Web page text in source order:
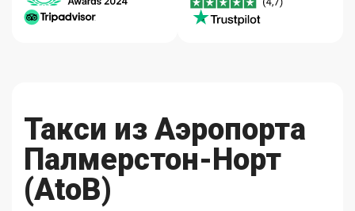
Такси из Аэропорта
Палмерстон-Норт
(AtoB)